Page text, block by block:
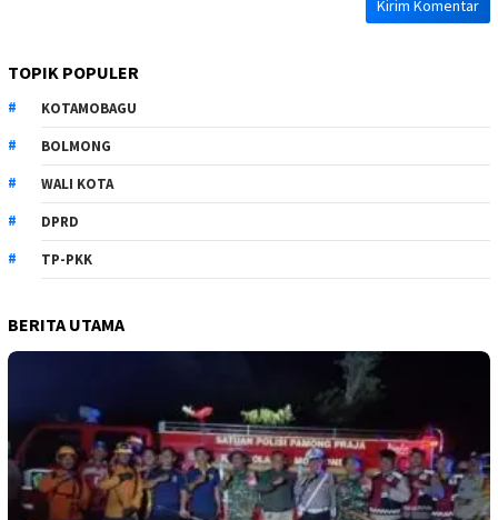
TOPIK POPULER
KOTAMOBAGU
BOLMONG
WALI KOTA
DPRD
TP-PKK
BERITA UTAMA